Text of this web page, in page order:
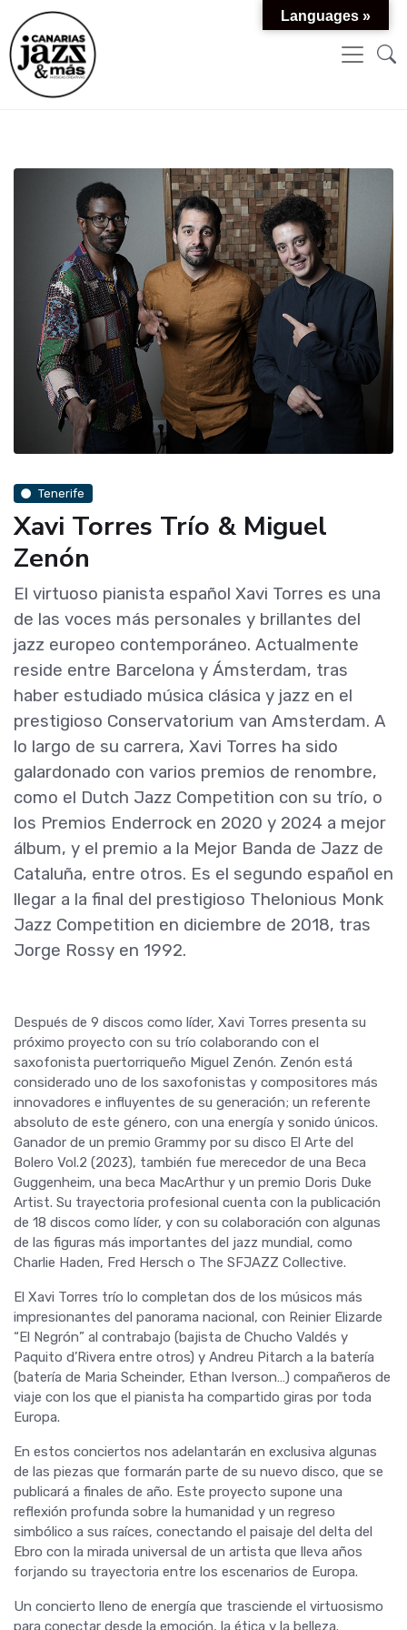
Tenerife
Xavi Torres Trío & Miguel
Zenón
El virtuoso pianista español Xavi Torres es una
de las voces más personales y brillantes del
jazz europeo contemporáneo. Actualmente
reside entre Barcelona y Ámsterdam, tras
haber estudiado música clásica y jazz en el
prestigioso Conservatorium van Amsterdam. A
lo largo de su carrera, Xavi Torres ha sido
galardonado con varios premios de renombre,
como el Dutch Jazz Competition con su trío, o
los Premios Enderrock en 2020 y 2024 a mejor
álbum, y el premio a la Mejor Banda de Jazz de
Cataluña, entre otros. Es el segundo español en
llegar a la final del prestigioso Thelonious Monk
Jazz Competition en diciembre de 2018, tras
Jorge Rossy en 1992.
Después de 9 discos como líder, Xavi Torres presenta su
próximo proyecto con su trío colaborando con el
saxofonista puertorriqueño Miguel Zenón. Zenón está
considerado uno de los saxofonistas y compositores más
innovadores e influyentes de su generación; un referente
absoluto de este género, con una energía y sonido únicos.
Ganador de un premio Grammy por su disco El Arte del
Bolero Vol.2 (2023), también fue merecedor de una Beca
Guggenheim, una beca MacArthur y un premio Doris Duke
Artist. Su trayectoria profesional cuenta con la publicación
de 18 discos como líder, y con su colaboración con algunas
de las figuras más importantes del jazz mundial, como
Charlie Haden, Fred Hersch o The SFJAZZ Collective.
El Xavi Torres trío lo completan dos de los músicos más
impresionantes del panorama nacional, con Reinier Elizarde
“El Negrón” al contrabajo (bajista de Chucho Valdés y
Paquito d’Rivera entre otros) y Andreu Pitarch a la batería
(batería de Maria Scheinder, Ethan Iverson…) compañeros de
viaje con los que el pianista ha compartido giras por toda
Europa.
En estos conciertos nos adelantarán en exclusiva algunas
de las piezas que formarán parte de su nuevo disco, que se
publicará a finales de año. Este proyecto supone una
reflexión profunda sobre la humanidad y un regreso
simbólico a sus raíces, conectando el paisaje del delta del
Ebro con la mirada universal de un artista que lleva años
forjando su trayectoria entre los escenarios de Europa.
Un concierto lleno de energía que trasciende el virtuosismo
para conectar desde la emoción, la ética y la belleza.
Languages »